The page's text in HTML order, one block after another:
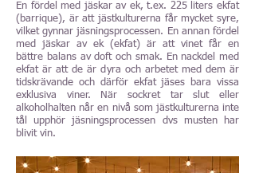
En fördel med jäskar av ek, t.ex. 225 liters ekfat
(barrique), är att jästkulturerna får mycket syre,
vilket gynnar jäsningsprocessen. En annan fördel
med jäskar av ek (ekfat) är att vinet får en
bättre balans av doft och smak. En nackdel med
ekfat är att de är dyra och arbetet med dem är
tidskrävande och därför ekfat jäses bara vissa
exklusiva viner. När sockret tar slut eller
alkoholhalten når en nivå som jästkulturerna inte
tål upphör jäsningsprocessen dvs musten har
blivit vin.